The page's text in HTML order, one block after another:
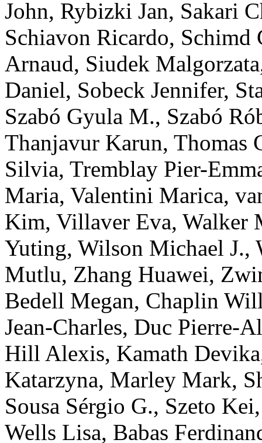
John, Rybizki Jan, Sakari
Schiavon Ricardo, Schimd
Arnaud, Siudek Malgorzata
Daniel, Sobeck Jennifer,
Szabó Gyula M., Szabó
Thanjavur Karun, Thomas
Silvia, Tremblay Pier-
Maria, Valentini Marica,
Kim, Villaver Eva, Walker
Yuting, Wilson Michael J.,
Mutlu, Zhang Huawei,
Bedell Megan, Chaplin
Jean-Charles, Duc Pierre-
Hill Alexis, Kamath Devika
Katarzyna, Marley Mark,
Sousa Sérgio G., Szeto Kei
Wells Lisa, Babas